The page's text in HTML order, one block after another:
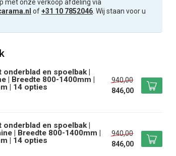
met onze verkoop afdeling via
of+31 10 7852046 . Wij staan voor u
en spoelbak |
| Breedte 800-1400mm |
| 14 opties
940,00
846,00
en spoelbak |
| Breedte 800-1400mm |
| 14 opties
940,00
846,00